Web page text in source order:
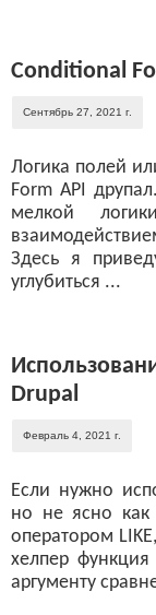
Conditional
Сентябрь 27, 2021 г.
Логика полей
Form API
мелкой
Здесь я
углубиться ...
Drupal
Февраль 4, 2021 г.
Если нужно
но не ясно как
оператором
хелпер
аргументу